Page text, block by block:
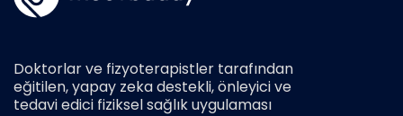
Doktorlar ve fizyoterapistler tarafından
eğitilen, yapay zeka destekli, önleyici ve
tedavi edici fiziksel sağlık uygulaması